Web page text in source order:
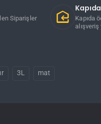
Siparişler
Kapıda
3L mat